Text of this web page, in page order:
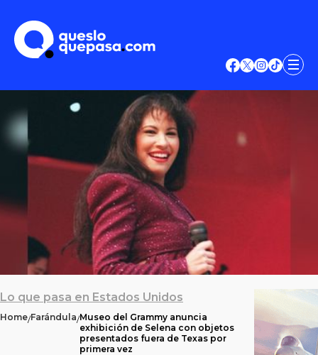
Lo que pasa en Estados Unidos
Home/Farándula/Museo del Grammy anuncia
exhibición de Selena con objetos
presentados fuera de Texas por
primera vez